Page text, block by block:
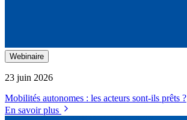
Webinaire
23 juin 2026
Mobilités autonomes : les acteurs sont-ils prêts ?
En savoir plus